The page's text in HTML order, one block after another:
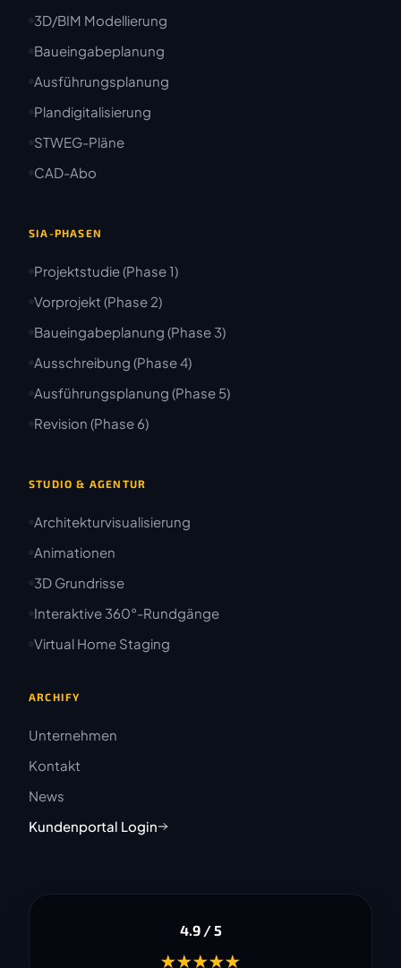
3D/BIM Modellierung
Baueingabeplanung
Ausführungsplanung
Plandigitalisierung
STWEG-Pläne
CAD-Abo
SIA-PHASEN
Projektstudie (Phase 1)
Vorprojekt (Phase 2)
Baueingabeplanung (Phase 3)
Ausschreibung (Phase 4)
Ausführungsplanung (Phase 5)
Revision (Phase 6)
STUDIO & AGENTUR
Architekturvisualisierung
Animationen
3D Grundrisse
Interaktive 360°-Rundgänge
Virtual Home Staging
ARCHIFY
Unternehmen
Kontakt
News
Kundenportal Login
4.9 / 5
★★★★★